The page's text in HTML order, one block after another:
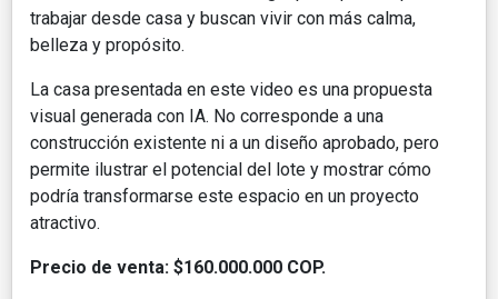
trabajar desde casa y buscan vivir con más calma,
belleza y propósito.
La casa presentada en este video es una propuesta
visual generada con IA. No corresponde a una
construcción existente ni a un diseño aprobado, pero
permite ilustrar el potencial del lote y mostrar cómo
podría transformarse este espacio en un proyecto
atractivo.
Precio de venta: $160.000.000 COP.